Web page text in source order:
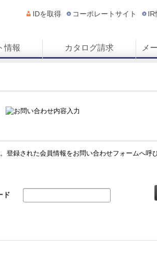
IDを取得 コーポレートサイト IR
情報 カタログ請求 メ
録された会員情報をお問い合わせフォームへ呼
ド